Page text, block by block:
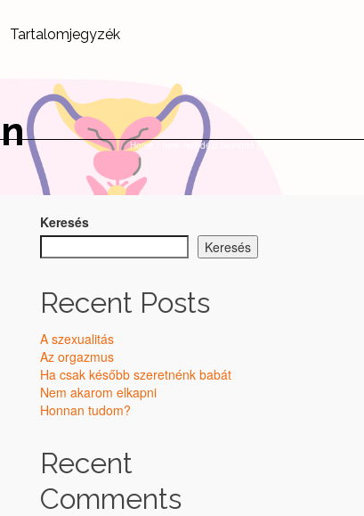
Tartalomjegyzék
Home here-fejlődést beindító gén
Keresés
Keresés
Recent Posts
A szexualitás
Az orgazmus
Ha csak később szeretnénk babát
Nem akarom elkapni
Honnan tudom?
Recent
Comments